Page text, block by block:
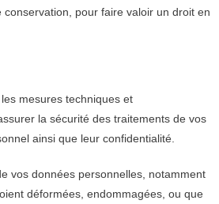
pour faire valoir un droit en
mesures techniques et
la sécurité des traitements de vos
ainsi que leur confidentialité.
vos données personnelles, notamment
déformées, endommagées, ou que